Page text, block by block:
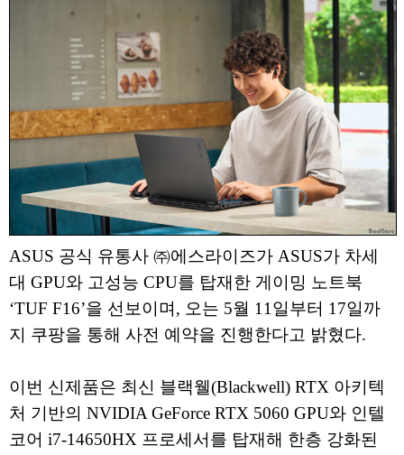
ASUS 공식 유통사 ㈜에스라이즈가 ASUS가 차세
대 GPU와 고성능 CPU를 탑재한 게이밍 노트북
‘TUF F16’을 선보이며, 오는 5월 11일부터 17일까
지 쿠팡을 통해 사전 예약을 진행한다고 밝혔다.
이번 신제품은 최신 블랙웰(Blackwell) RTX 아키텍
처 기반의 NVIDIA GeForce RTX 5060 GPU와 인텔
코어 i7-14650HX 프로세서를 탑재해 한층 강화된